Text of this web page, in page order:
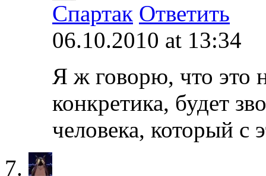
Спартак Ответить
06.10.2010 at 13:34
Я ж говорю, что это
конкретика, будет
человека, который с